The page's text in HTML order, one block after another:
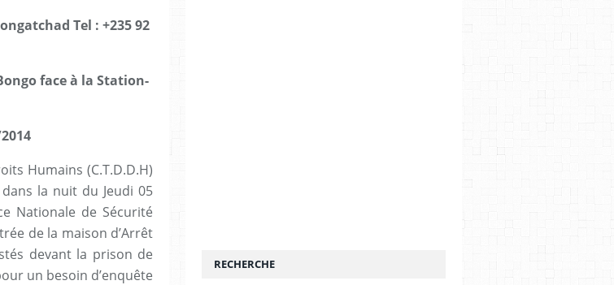
Tel : +235 92
face à la Station-
Humains (C.T.D.D.H)
la nuit du Jeudi 05
Nationale de Sécurité
de la maison d’Arrêt
devant la prison de
un besoin d’enquête
RECHERCHE